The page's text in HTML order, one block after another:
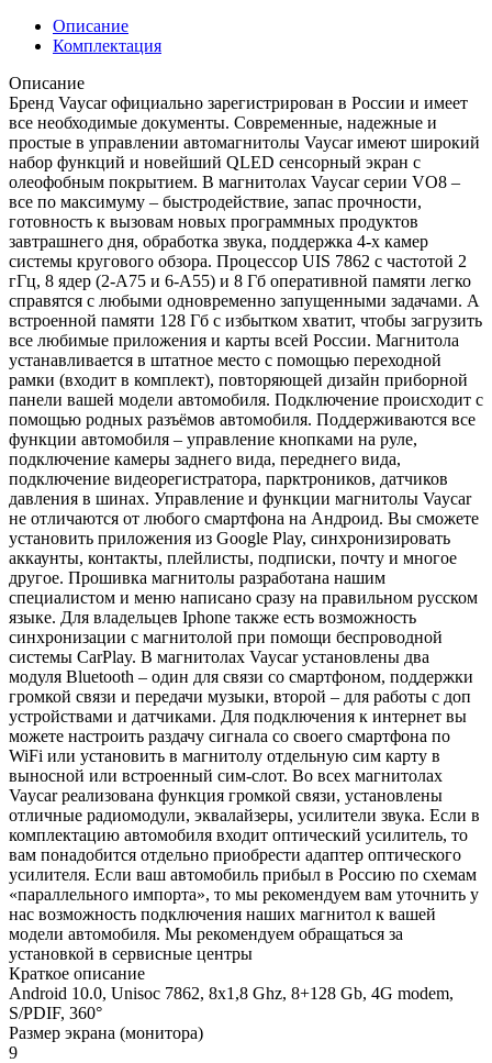
Описание
Комплектация
Описание
Бренд Vaycar официально зарегистрирован в России и имеет
все необходимые документы. Современные, надежные и
простые в управлении автомагнитолы Vaycar имеют широкий
набор функций и новейший QLED сенсорный экран с
олеофобным покрытием. В магнитолах Vaycar серии VО8 –
все по максимуму – быстродействие, запас прочности,
готовность к вызовам новых программных продуктов
завтрашнего дня, обработка звука, поддержка 4-х камер
системы кругового обзора. Процессор UIS 7862 с частотой 2
гГц, 8 ядер (2-А75 и 6-А55) и 8 Гб оперативной памяти легко
справятся с любыми одновременно запущенными задачами. А
встроенной памяти 128 Гб с избытком хватит, чтобы загрузить
все любимые приложения и карты всей России. Магнитола
устанавливается в штатное место с помощью переходной
рамки (входит в комплект), повторяющей дизайн приборной
панели вашей модели автомобиля. Подключение происходит с
помощью родных разъёмов автомобиля. Поддерживаются все
функции автомобиля – управление кнопками на руле,
подключение камеры заднего вида, переднего вида,
подключение видеорегистратора, парктроников, датчиков
давления в шинах. Управление и функции магнитолы Vaycar
не отличаются от любого смартфона на Андроид. Вы сможете
установить приложения из Google Play, синхронизировать
аккаунты, контакты, плейлисты, подписки, почту и многое
другое. Прошивка магнитолы разработана нашим
специалистом и меню написано сразу на правильном русском
языке. Для владельцев Iphone также есть возможность
синхронизации с магнитолой при помощи беспроводной
системы CarPlay. В магнитолах Vaycar установлены два
модуля Bluetooth – один для связи со смартфоном, поддержки
громкой связи и передачи музыки, второй – для работы с доп
устройствами и датчиками. Для подключения к интернет вы
можете настроить раздачу сигнала со своего смартфона по
WiFi или установить в магнитолу отдельную сим карту в
выносной или встроенный сим-слот. Во всех магнитолах
Vaycar реализована функция громкой связи, установлены
отличные радиомодули, эквалайзеры, усилители звука. Если в
комплектацию автомобиля входит оптический усилитель, то
вам понадобится отдельно приобрести адаптер оптического
усилителя. Если ваш автомобиль прибыл в Россию по схемам
«параллельного импорта», то мы рекомендуем вам уточнить у
нас возможность подключения наших магнитол к вашей
модели автомобиля. Мы рекомендуем обращаться за
установкой в сервисные центры
Краткое описание
Android 10.0, Unisoc 7862, 8х1,8 Ghz, 8+128 Gb, 4G modem,
S/PDIF, 360°
Размер экрана (монитора)
9